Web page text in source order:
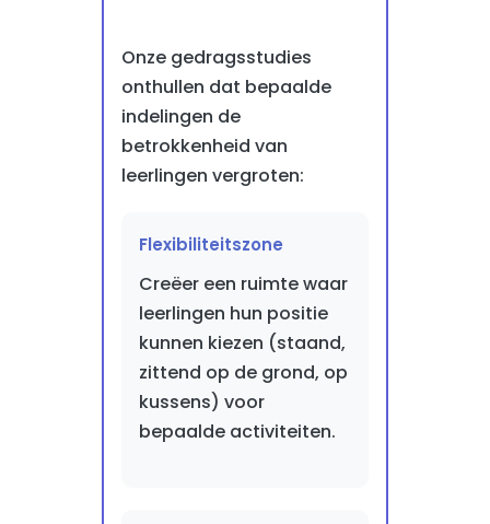
Onze gedragsstudies
onthullen dat bepaalde
indelingen de
betrokkenheid van
leerlingen vergroten:
Flexibiliteitszone
Creëer een ruimte waar
leerlingen hun positie
kunnen kiezen (staand,
zittend op de grond, op
kussens) voor
bepaalde activiteiten.